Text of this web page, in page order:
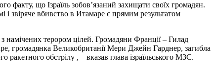
факту, що Ізраїль зобов’язаний захищати своїх громадян.
і звіряче вбивство в Итамаре є прямим результатом
намічених терором цілей. Громадяни Франції – Гилад
громадянка Великобританії Мери Джейн Гарднер, загибла
обстрілу , – вказав глава ізраїльського МЗС.